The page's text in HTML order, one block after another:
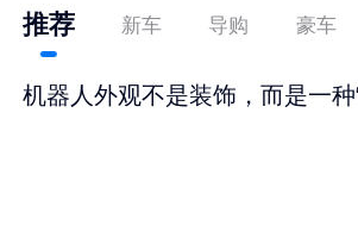
推荐 新车 导购 豪车
机器人外观不是装饰，而是一种